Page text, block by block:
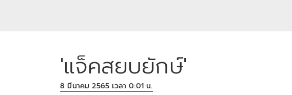
'แจ็คสยบยักษ์'
8 มีนาคม 2565 เวลา 0:01 น.